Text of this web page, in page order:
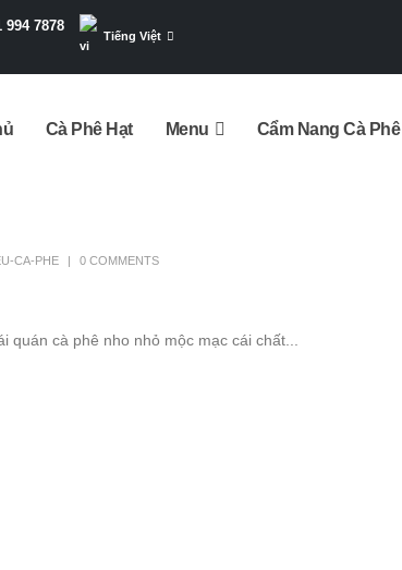
994 7878
Tiếng Việt
Cà Phê Hạt Menu Cẩm Nang Cà Phê
CA-PHE 0 COMMENTS
cà phê nho nhỏ mộc mạc cái chất...